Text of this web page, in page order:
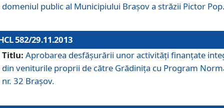
domeniul public al Municipiului Braşov a străzii Pictor
582/29.11.2013
Titlu: Aprobarea desfăşurării unor activităţi finanţate
din veniturile proprii de către Grădiniţa cu Program
nr. 32 Braşov.